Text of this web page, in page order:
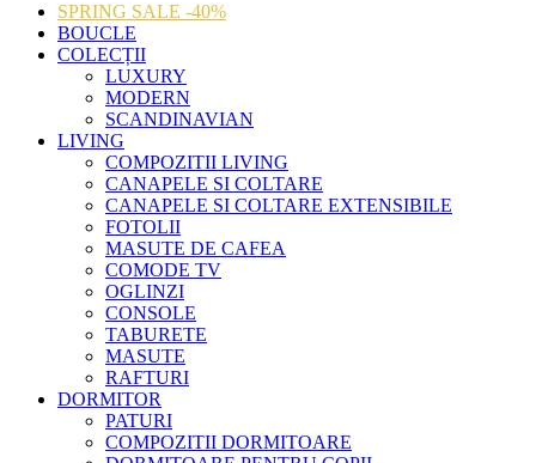
SPRING SALE -40%
BOUCLE
COLECȚII
LUXURY
MODERN
SCANDINAVIAN
LIVING
COMPOZITII LIVING
CANAPELE SI COLTARE
CANAPELE SI COLTARE EXTENSIBILE
FOTOLII
MASUTE DE CAFEA
COMODE TV
OGLINZI
CONSOLE
TABURETE
MASUTE
RAFTURI
DORMITOR
PATURI
COMPOZITII DORMITOARE